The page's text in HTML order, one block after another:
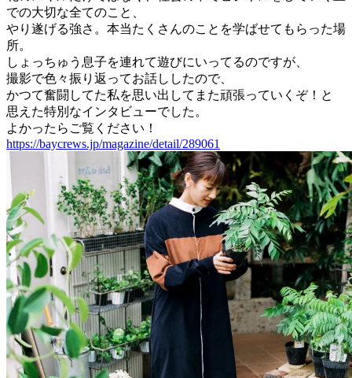
での大切な全てのこと、
やり遂げる強さ。本当たくさんのことを学ばせてもらった場
所。
しょっちゅう息子を連れて遊びにいってるのですが、
撮影で色々振り返ってお話ししたので、
かつて奮闘してた私を思い出してまた頑張っていくぞ！と
思えた特別なインタビューでした。
よかったらご覧ください！
https://baycrews.jp/magazine/detail/289061